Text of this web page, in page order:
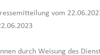
vom
durch Weisung des